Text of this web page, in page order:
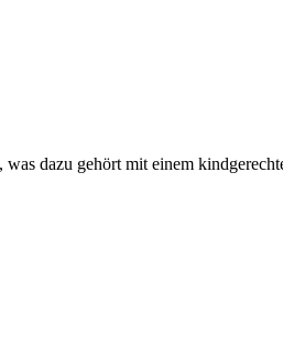
dazu gehört mit einem